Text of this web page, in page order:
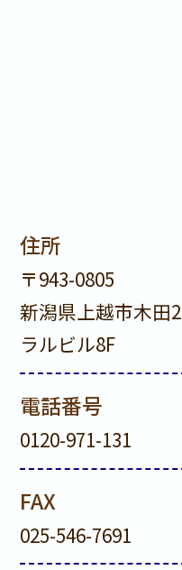
※上記に含まれるもの
適用含む）
・税理士法に基づく
・税務署に相続人の
と
・相続人の皆様が金
めの納付書をお渡し
住所
〒943-0805
新潟県上越市木田
ラルビル8F
電話番号
0120-971-131
FAX
025-546-7691